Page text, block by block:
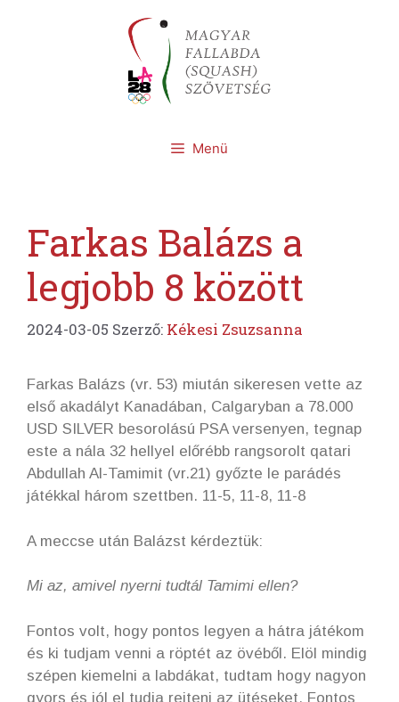
Menü
Farkas Balázs a
legjobb 8 között
2024-03-05 Szerző: Kékesi Zsuzsanna
Farkas Balázs (vr. 53) miután sikeresen vette az
első akadályt Kanadában, Calgaryban a 78.000
USD SILVER besorolású PSA versenyen, tegnap
este a nála 32 hellyel előrébb rangsorolt qatari
Abdullah Al-Tamimit (vr.21) győzte le parádés
játékkal három szettben. 11-5, 11-8, 11-8
A meccse után Balázst kérdeztük:
Mi az, amivel nyerni tudtál Tamimi ellen?
Fontos volt, hogy pontos legyen a hátra játékom
és ki tudjam venni a röptét az övéből. Elöl mindig
szépen kiemelni a labdákat, tudtam hogy nagyon
gyors és jól el tudja rejteni az ütéseket. Fontos